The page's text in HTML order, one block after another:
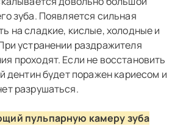
зуба. Появляется сильная
на сладкие, кислые, холодные и
устранении раздражителя
проходят. Если не восстановить
дентин будет поражен кариесом и
разрушаться.
пульпарную камеру зуба